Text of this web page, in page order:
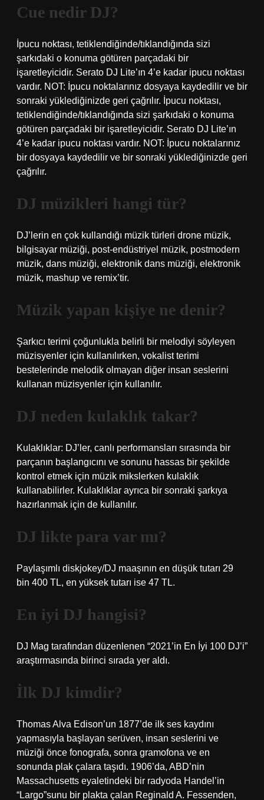
Cue nedir DJ?
İpucu noktası, tetiklendiğinde/tıklandığında sizi
şarkıdaki o konuma götüren parçadaki bir
işaretleyicidir. Serato DJ Lite’ın 4’e kadar ipucu noktası
vardır. NOT: İpucu noktalarınız dosyaya kaydedilir ve bir
sonraki yüklediğinizde geri çağrılır. İpucu noktası,
tetiklendiğinde/tıklandığında sizi şarkıdaki o konuma
götüren parçadaki bir işaretleyicidir. Serato DJ Lite’ın
4’e kadar ipucu noktası vardır. NOT: İpucu noktalarınız
bir dosyaya kaydedilir ve bir sonraki yüklediğinizde geri
çağrılır.
DJ müzikleri hangi tür?
DJ’lerin en çok kullandığı müzik türleri drone müzik,
bilgisayar müziği, post-endüstriyel müzik, postmodern
müzik, dans müziği, elektronik dans müziği, elektronik
müzik, mashup ve remix’tir.
Müzik yapan kişiye ne denir?
Şarkıcı terimi çoğunlukla belirli bir melodiyi söyleyen
müzisyenler için kullanılırken, vokalist terimi
bestelerinde melodik olmayan diğer insan seslerini
kullanan müzisyenler için kullanılır.
DJ neden kulaklık takar?
Kulaklıklar: DJ’ler, canlı performansları sırasında bir
parçanın başlangıcını ve sonunu hassas bir şekilde
kontrol etmek için müzik mikslerken kulaklık
kullanabilirler. Kulaklıklar ayrıca bir sonraki şarkıya
hazırlanmak için de kullanılır.
DJ likte para var mı?
Paylaşımlı diskjokey/DJ maaşının en düşük tutarı 29
bin 400 TL, en yüksek tutarı ise 47 TL.
En iyi DJ hangisi?
DJ Mag tarafından düzenlenen “2021’in En İyi 100 DJ’i”
araştırmasında birinci sırada yer aldı.
İlk DJ kimdir?
Thomas Alva Edison’un 1877’de ilk ses kaydını
yapmasıyla başlayan serüven, insan seslerini ve
müziği önce fonografa, sonra gramofona ve en
sonunda plak çalara taşıdı. 1906’da, ABD’nin
Massachusetts eyaletindeki bir radyoda Handel’in
“Largo”sunu bir plakta çalan Reginald A. Fessenden,